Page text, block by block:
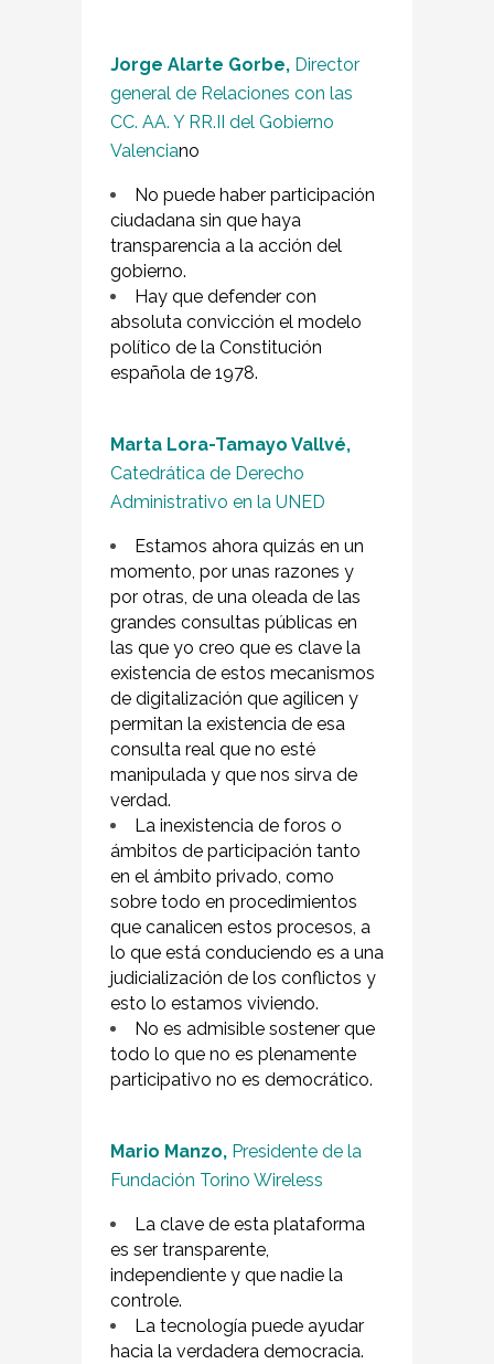
Jorge Alarte Gorbe, Director
general de Relaciones con las
CC. AA. Y RR.II del Gobierno
Valenciano
No puede haber participación
ciudadana sin que haya
transparencia a la acción del
gobierno.
Hay que defender con
absoluta convicción el modelo
político de la Constitución
española de 1978.
Marta Lora-Tamayo Vallvé,
Catedrática de Derecho
Administrativo en la UNED
Estamos ahora quizás en un
momento, por unas razones y
por otras, de una oleada de las
grandes consultas públicas en
las que yo creo que es clave la
existencia de estos mecanismos
de digitalización que agilicen y
permitan la existencia de esa
consulta real que no esté
manipulada y que nos sirva de
verdad.
La inexistencia de foros o
ámbitos de participación tanto
en el ámbito privado, como
sobre todo en procedimientos
que canalicen estos procesos, a
lo que está conduciendo es a una
judicialización de los conflictos y
esto lo estamos viviendo.
No es admisible sostener que
todo lo que no es plenamente
participativo no es democrático.
Mario Manzo, Presidente de la
Fundación Torino Wireless
La clave de esta plataforma
es ser transparente,
independiente y que nadie la
controle.
La tecnología puede ayudar
hacia la verdadera democracia.